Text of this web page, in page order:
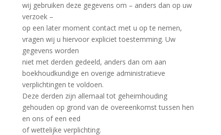
wij gebruiken deze gegevens om – anders dan op uw
verzoek –
op een later moment contact met u op te nemen,
vragen wij u hiervoor expliciet toestemming. Uw
gegevens worden
niet met derden gedeeld, anders dan om aan
boekhoudkundige en overige administratieve
verplichtingen te voldoen.
Deze derden zijn allemaal tot geheimhouding
gehouden op grond van de overeenkomst tussen hen
en ons of een eed
of wettelijke verplichting.